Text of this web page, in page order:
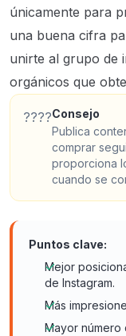
únicamente para
una buena cifra
unirte al grupo de
orgánicos que
????Consejo
Publica
comprar
proporciona
cuando se
Puntos clave:
Mejor
de Instagram.
Más
Mayor